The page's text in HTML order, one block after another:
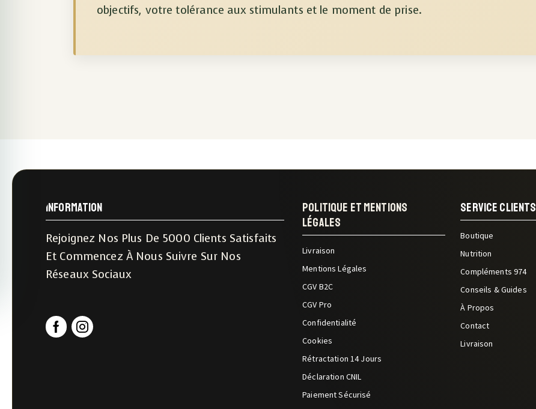
objectifs, votre tolérance aux stimulants et le moment de prise.
Information
Rejoignez Nos Plus De 5000 Clients Satisfaits
Et Commencez À Nous Suivre Sur Nos
Réseaux Sociaux
Politique Et Mentions
Légales
Livraison
Mentions Légales
CGV B2C
CGV Pro
Confidentialité
Cookies
Rétractation 14 Jours
Déclaration CNIL
Paiement Sécurisé
Service Clients
Boutique
Nutrition
Compléments 974
Conseils & Guides
À Propos
Contact
Livraison